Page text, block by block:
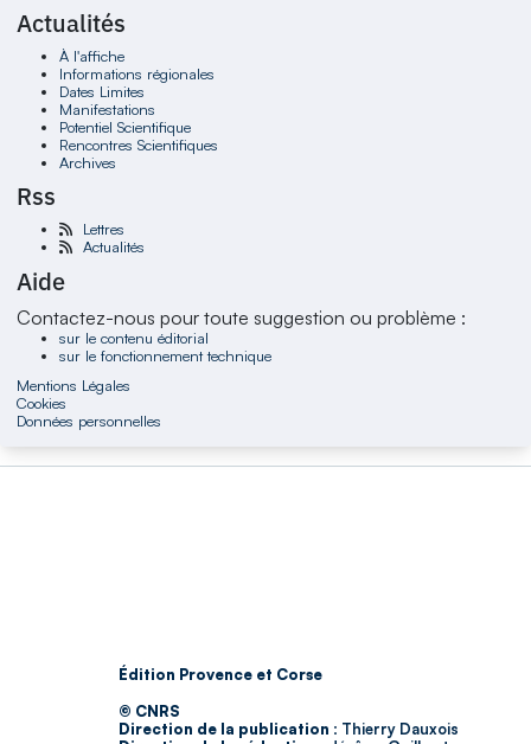
Actualités
À l'affiche
Informations régionales
Dates Limites
Manifestations
Potentiel Scientifique
Rencontres Scientifiques
Archives
Rss
Lettres
Actualités
Aide
Contactez-nous pour toute suggestion ou problème :
sur le contenu éditorial
sur le fonctionnement technique
Mentions Légales
Cookies
Données personnelles
Édition Provence et Corse
© CNRS
Direction de la publication : Thierry Dauxois